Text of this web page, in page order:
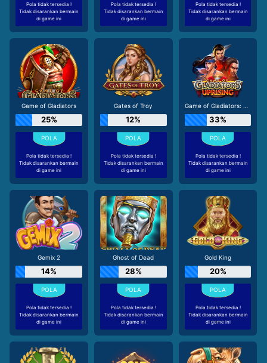
Pola tidak tersedia !
Tidak disarankan bermain
di game ini
Pola tidak tersedia !
Tidak disarankan bermain
di game ini
Pola tidak tersedia !
Tidak disarankan bermain
di game ini
Game of Gladiators
25%
Pola tidak tersedia !
Tidak disarankan bermain
di game ini
Gates of Troy
12%
Pola tidak tersedia !
Tidak disarankan bermain
di game ini
Game of Gladiators: Uprising
33%
Pola tidak tersedia !
Tidak disarankan bermain
di game ini
Gemix 2
14%
Pola tidak tersedia !
Tidak disarankan bermain
di game ini
Ghost of Dead
28%
Pola tidak tersedia !
Tidak disarankan bermain
di game ini
Gold King
20%
Pola tidak tersedia !
Tidak disarankan bermain
di game ini